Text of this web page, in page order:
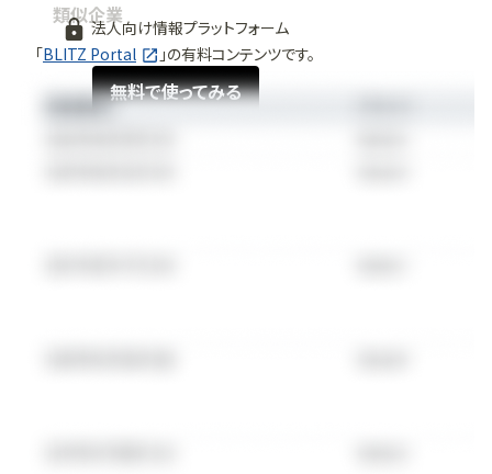
法人向け情報プラットフォーム
「BLITZ Portal 」の有料コンテンツです。
無料で使ってみる
類似企業